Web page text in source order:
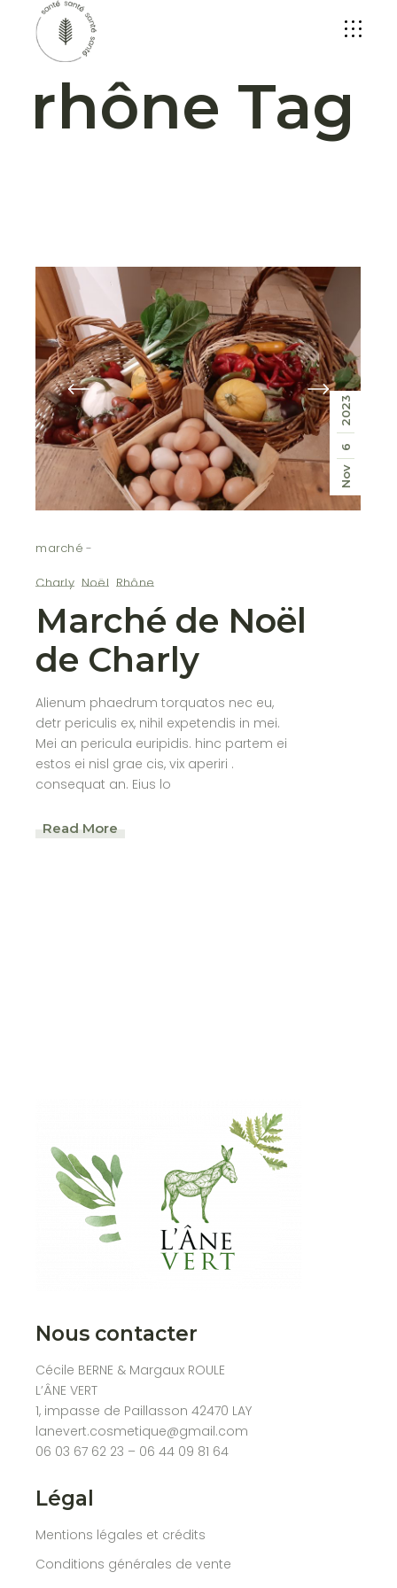
rhône Tag
Nov
6
2023
marché
Charly Noël Rhône
Marché de Noël
de Charly
Alienum phaedrum torquatos nec eu,
detr periculis ex, nihil expetendis in mei.
Mei an pericula euripidis. hinc partem ei
estos ei nisl grae cis, vix aperiri .
consequat an. Eius lo
Read More
Nous contacter
Cécile BERNE & Margaux ROULE
L’ÂNE VERT
1, impasse de Paillasson 42470 LAY
lanevert.cosmetique@gmail.com
06 03 67 62 23 – 06 44 09 81 64
Légal
Mentions légales et crédits
Conditions générales de vente